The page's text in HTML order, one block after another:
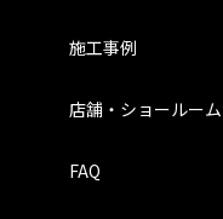
施工事例
店舗・ショールーム
FAQ